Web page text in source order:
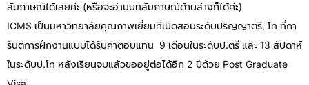
สัมภาษณ์ได้เลยค่ะ (หรือจะอ่านบทสัมภาษณ์ด้านล่างก็ได้ค่ะ)
ICMS เป็นมหาวิทยาลัยคุณภาพเยี่ยมที่เปิดสอนระดับปริญญาตรี, โท ที่กา
รันตีการฝึกงานแบบได้รับค่าตอบแทน 9 เดือนในระดับป.ตรี และ 13 สัปดาห์
ในระดับป.โท หลังเรียนจบแล้วขออยู่ต่อได้อีก 2 ปีด้วย Post Graduate